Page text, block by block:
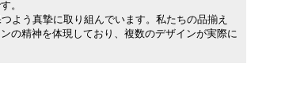
。
よう真摯に取り組んでいます。私たちの品揃え
の精神を体現しており、複数のデザインが実際に